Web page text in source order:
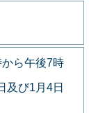
ら午後7時
及び1月4日